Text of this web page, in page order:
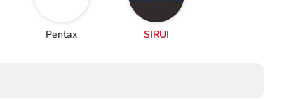
Pentax SIRUI